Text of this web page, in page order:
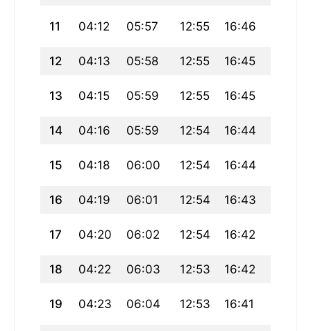
11 04:12 05:57 12:55 16:46
12 04:13 05:58 12:55 16:45
13 04:15 05:59 12:55 16:45
14 04:16 05:59 12:54 16:44
15 04:18 06:00 12:54 16:44
16 04:19 06:01 12:54 16:43
17 04:20 06:02 12:54 16:42
18 04:22 06:03 12:53 16:42
19 04:23 06:04 12:53 16:41